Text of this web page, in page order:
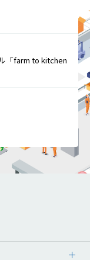
「farm to kitchen